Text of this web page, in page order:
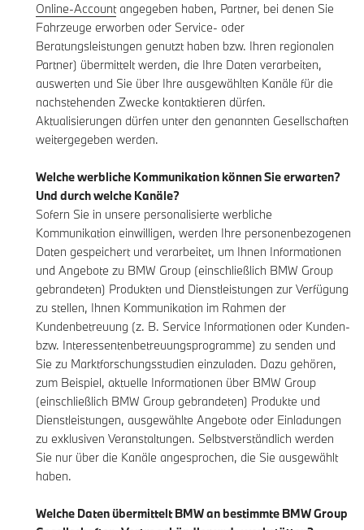
Online-Accountangegeben haben, Partner, bei denen Sie
Fahrzeuge erworben oder Service- oder
Beratungsleistungen genutzt haben bzw. Ihren regionalen
Partner) übermittelt werden, die Ihre Daten verarbeiten,
auswerten und Sie über Ihre ausgewählten Kanäle für die
nachstehenden Zwecke kontaktieren dürfen.
Aktualisierungen dürfen unter den genannten Gesellschaften
weitergegeben werden.
Welche werbliche Kommunikation können Sie erwarten?
Und durch welche Kanäle?
Sofern Sie in unsere personalisierte werbliche
Kommunikation einwilligen, werden Ihre personenbezogenen
Daten gespeichert und verarbeitet, um Ihnen Informationen
und Angebote zu BMW Group (einschließlich BMW Group
gebrandeten) Produkten und Dienstleistungen zur Verfügung
zu stellen, Ihnen Kommunikation im Rahmen der
Kundenbetreuung (z. B. Service Informationen oder Kunden-
bzw. Interessentenbetreuungsprogramme) zu senden und
Sie zu Marktforschungsstudien einzuladen. Dazu gehören,
zum Beispiel, aktuelle Informationen über BMW Group
(einschließlich BMW Group gebrandeten) Produkte und
Dienstleistungen, ausgewählte Angebote oder Einladungen
zu exklusiven Veranstaltungen. Selbstverständlich werden
Sie nur über die Kanäle angesprochen, die Sie ausgewählt
haben.
Welche Daten übermittelt BMW an bestimmte BMW Group